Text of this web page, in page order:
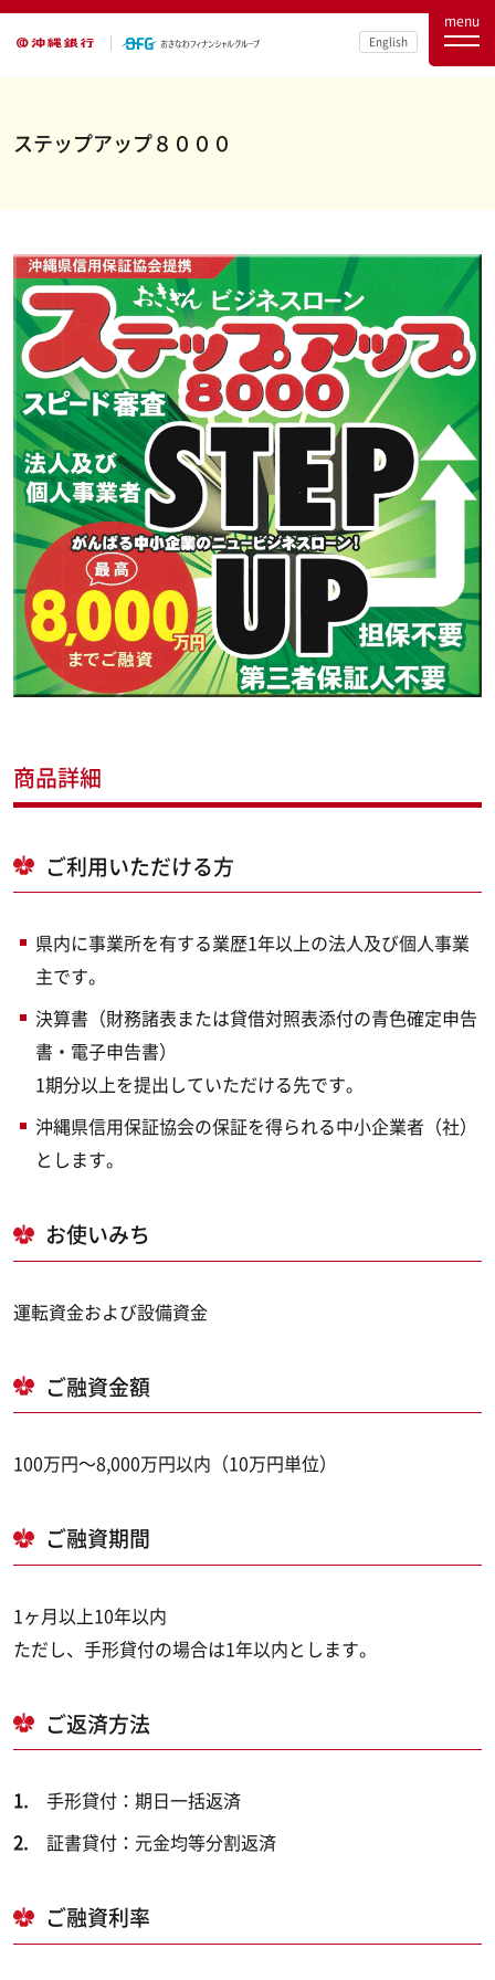
English
menu
ステップアップ８０００
商品詳細
ご利用いただける方
県内に事業所を有する業歴1年以上の法人及び個人事業
主です。
決算書（財務諸表または貸借対照表添付の青色確定申告
書・電子申告書）
1期分以上を提出していただける先です。
沖縄県信用保証協会の保証を得られる中小企業者（社）
とします。
お使いみち
運転資金および設備資金
ご融資金額
100万円～8,000万円以内（10万円単位）
ご融資期間
1ヶ月以上10年以内
ただし、手形貸付の場合は1年以内とします。
ご返済方法
手形貸付：期日一括返済
証書貸付：元金均等分割返済
ご融資利率